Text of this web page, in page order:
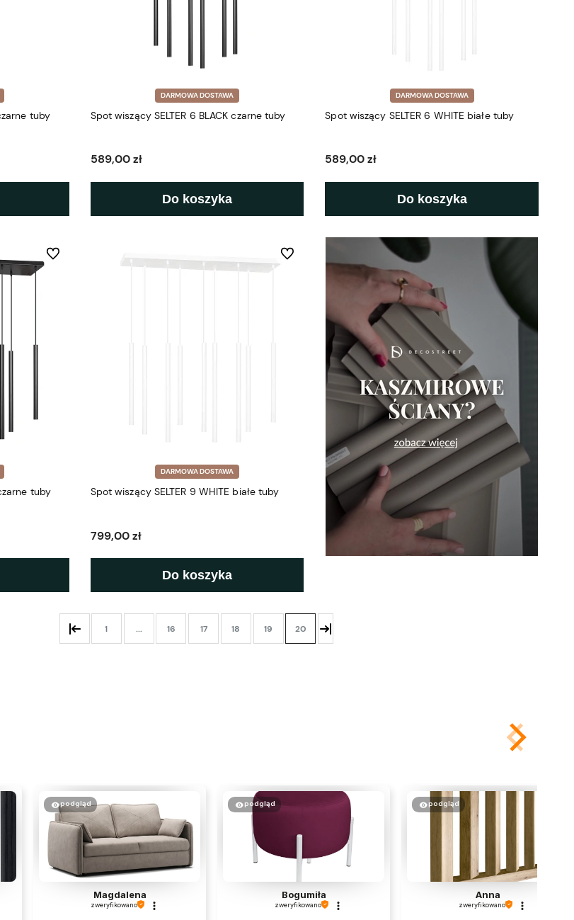
tuby
DARMOWA DOSTAWA
Spot wiszący SELTER 6 BLACK czarne tuby
589,00 zł
Do koszyka
DARMOWA DOSTAWA
Spot wiszący SELTER 6 WHITE białe tuby
589,00 zł
Do koszyka
tuby
Do ulubionych
DARMOWA DOSTAWA
Spot wiszący SELTER 9 WHITE białe tuby
799,00 zł
Do koszyka
Do ulubionych
1 ... 16 17 18 19 20
podgląd
Magdalena
zweryfikowano
podgląd
Bogumiła
zweryfikowano
podgląd
Anna
zweryfikowano